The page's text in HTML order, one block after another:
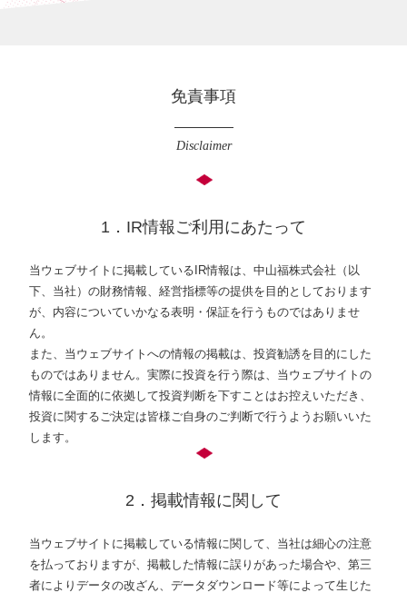
免責事項
Disclaimer
1．IR情報ご利用にあたって
当ウェブサイトに掲載しているIR情報は、中山福株式会社（以
下、当社）の財務情報、経営指標等の提供を目的としております
が、内容についていかなる表明・保証を行うものではありませ
ん。
また、当ウェブサイトへの情報の掲載は、投資勧誘を目的にした
ものではありません。実際に投資を行う際は、当ウェブサイトの
情報に全面的に依拠して投資判断を下すことはお控えいただき、
投資に関するご決定は皆様ご自身のご判断で行うようお願いいた
します。
2．掲載情報に関して
当ウェブサイトに掲載している情報に関して、当社は細心の注意
を払っておりますが、掲載した情報に誤りがあった場合や、第三
者によりデータの改ざん、データダウンロード等によって生じた